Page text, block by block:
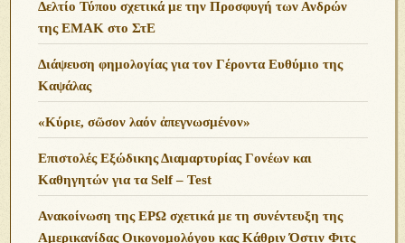
Δελτίο Τύπου σχετικά με την Προσφυγή των Ανδρών
της ΕΜΑΚ στο ΣτΕ
Διάψευση φημολογίας για τον Γέροντα Ευθύμιο της
Καψάλας
«Κύριε, σῶσον λαόν ἀπεγνωσμένον»
Επιστολές Εξώδικης Διαμαρτυρίας Γονέων και
Καθηγητών για τα Self – Test
Ανακοίνωση της ΕΡΩ σχετικά με τη συνέντευξη της
Αμερικανίδας Οικονομολόγου κας Κάθριν Όστιν Φιτς